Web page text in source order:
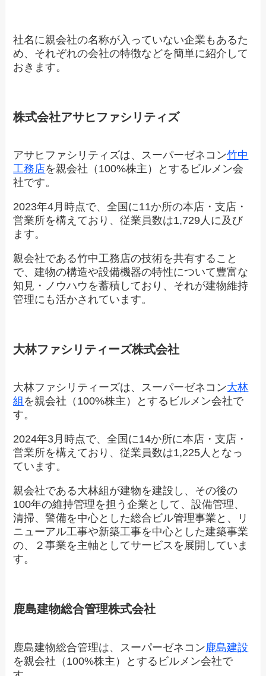
社名に親会社の名称が入っていない企業もあるた
め、それぞれの会社の特徴などを簡単に紹介して
おきます。
株式会社アサヒファシリティズ
アサヒファシリティズは、スーパーゼネコン竹中
工務店を親会社（100%株主）とするビルメン会
社です。
2023年4月時点で、全国に11か所の本店・支店・
営業所を構えており、従業員数は1,729人に及び
ます。
親会社である竹中工務店の技術を共有すること
で、建物の構造や設備機器の特性について豊富な
知見・ノウハウを蓄積しており、それが建物維持
管理にも活かされています。
大林ファシリティーズ株式会社
大林ファシリティーズは、スーパーゼネコン大林
組 を親会社（100%株主）とするビルメン会社で
す。
2024年3月時点で、全国に14か所に本店・支店・
営業所を構えており、従業員数は1,225人となっ
ています。
親会社である大林組が建物を建設し、その後の
100年の維持管理を担う企業として、設備管理、
清掃、警備を中心とした総合ビル管理事業と、リ
ニューアル工事や新築工事を中心とした建築事業
の、２事業を主軸としてサービスを展開していま
す。
鹿島建物総合管理株式会社
鹿島建物総合管理は、スーパーゼネコン鹿島建設
を親会社（100%株主）とするビルメン会社で